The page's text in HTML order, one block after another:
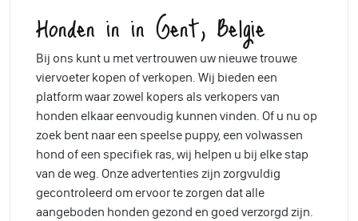
Honden in in Gent, Belgie
Bij ons kunt u met vertrouwen uw nieuwe trouwe
viervoeter kopen of verkopen. Wij bieden een
platform waar zowel kopers als verkopers van
honden elkaar eenvoudig kunnen vinden. Of u nu op
zoek bent naar een speelse puppy, een volwassen
hond of een specifiek ras, wij helpen u bij elke stap
van de weg. Onze advertenties zijn zorgvuldig
gecontroleerd om ervoor te zorgen dat alle
aangeboden honden gezond en goed verzorgd zijn.